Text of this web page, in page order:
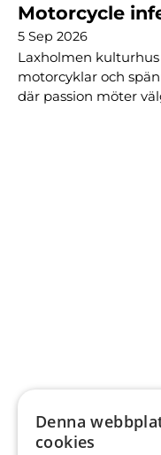
Motorcycle
5 Sep 2026
Laxholmen
motorcyklar och
där passion möter
Denna
cookies